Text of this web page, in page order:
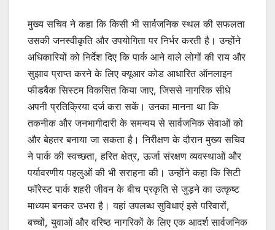
मुख्य सचिव ने कहा कि किसी भी सार्वजनिक स्थल की सफलता
उसकी जनस्वीकृति और उपयोगिता पर निर्भर करती है। उन्होंने
अधिकारियों को निर्देश दिए कि पार्क आने वाले लोगों की राय और
सुझाव प्राप्त करने के लिए क्यूआर कोड आधारित ऑनलाइन
फीडबैक सिस्टम विकसित किया जाए, जिससे नागरिक सीधे
अपनी प्रतिक्रिया दर्ज करा सकें। उनका मानना था कि
तकनीक और जनभागीदारी के समन्वय से सार्वजनिक सेवाओं को
और बेहतर बनाया जा सकता है। निरीक्षण के दौरान मुख्य सचिव
ने पार्क की स्वच्छता, हरित क्षेत्र, ऊर्जा संरक्षण व्यवस्थाओं और
पर्यावरणीय पहलुओं की भी सराहना की। उन्होंने कहा कि सिटी
फॉरेस्ट पार्क शहरी जीवन के बीच प्रकृति से जुड़ने का उत्कृष्ट
माध्यम बनकर उभरा है। यहां उपलब्ध सुविधाएं इसे परिवारों,
बच्चों, युवाओं और वरिष्ठ नागरिकों के लिए एक आदर्श सार्वजनिक